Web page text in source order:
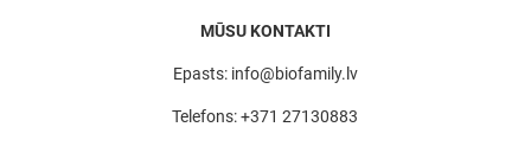
MŪSU KONTAKTI
Epasts: info@biofamily.lv
Telefons: +371 27130883